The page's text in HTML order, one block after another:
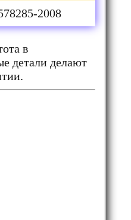
2008
в
детали делают